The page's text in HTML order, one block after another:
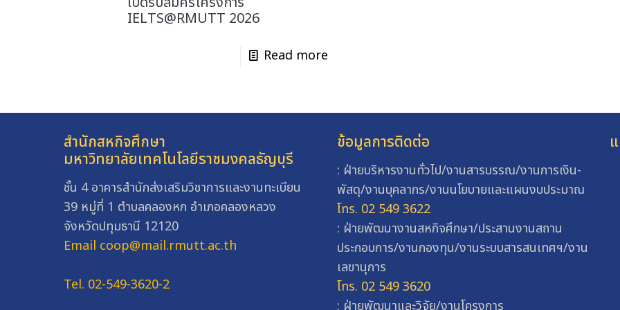
IELTS@RMUTT 2026
Read more
สำนักสหกิจศึกษา
มหาวิทยาลัยเทคโนโลยีราชมงคลธัญบุรี
ชั้น 4 อาคารสำนักส่งเสริมวิชาการและงานทะเบียน
39 หมู่ที่ 1 ตำบลคลองหก อำเภอคลองหลวง
จังหวัดปทุมธานี 12120
Email coop@mail.rmutt.ac.th
Tel. 02-549-3620-2
ข้อมูลการติดต่อ
: ฝ่ายบริหารงานทั่วไป/งานสารบรรณ/งานการเงิน-
พัสดุ/งานบุคลากร/งานนโยบายและแผนงบประมาณ
โทร. 02 549 3622
: ฝ่ายพัฒนางานสหกิจศึกษา/ประสานงานสถาน
ประกอบการ/งานกองทุน/งานระบบสารสนเทศฯ/งาน
เลขานุการ
โทร. 02 549 3620
: ฝ่ายพัฒนาและวิจัย/งานโครงการ